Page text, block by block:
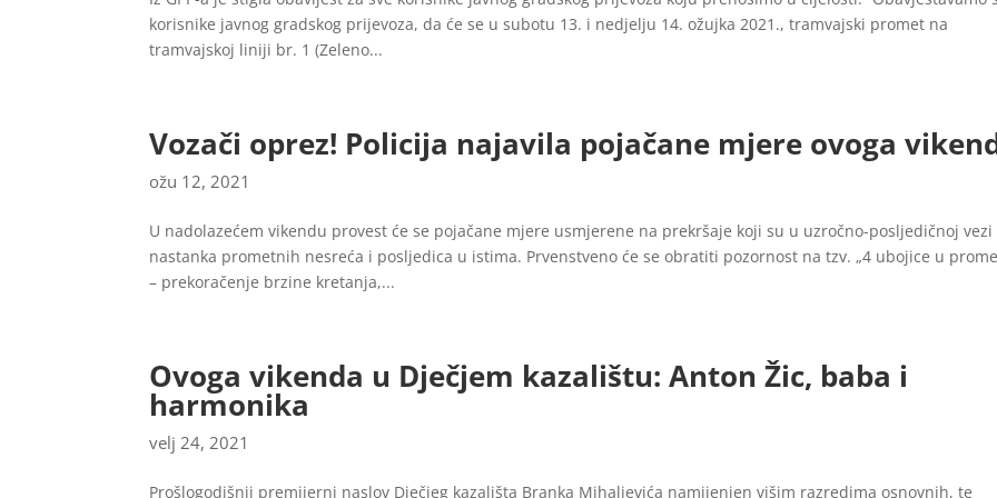
korisnike javnog gradskog prijevoza, da će se u subotu 13. i nedjelju 14. ožujka 2021., tramvajski promet na
tramvajskoj liniji br. 1 (Zeleno...
Vozači oprez! Policija najavila pojačane mjere ovoga
ožu 12, 2021
U nadolazećem vikendu provest će se pojačane mjere usmjerene na prekršaje koji su u uzročno-posljedičnoj vezi
nastanka prometnih nesreća i posljedica u istima. Prvenstveno će se obratiti pozornost na tzv. „4 ubojice u
– prekoračenje brzine kretanja,...
Ovoga vikenda u Dječjem kazalištu: Anton Žic, baba i
harmonika
velj 24, 2021
Prošlogodišnji premijerni naslov Dječjeg kazališta Branka Mihaljevića namijenjen višim razredima osnovnih, te